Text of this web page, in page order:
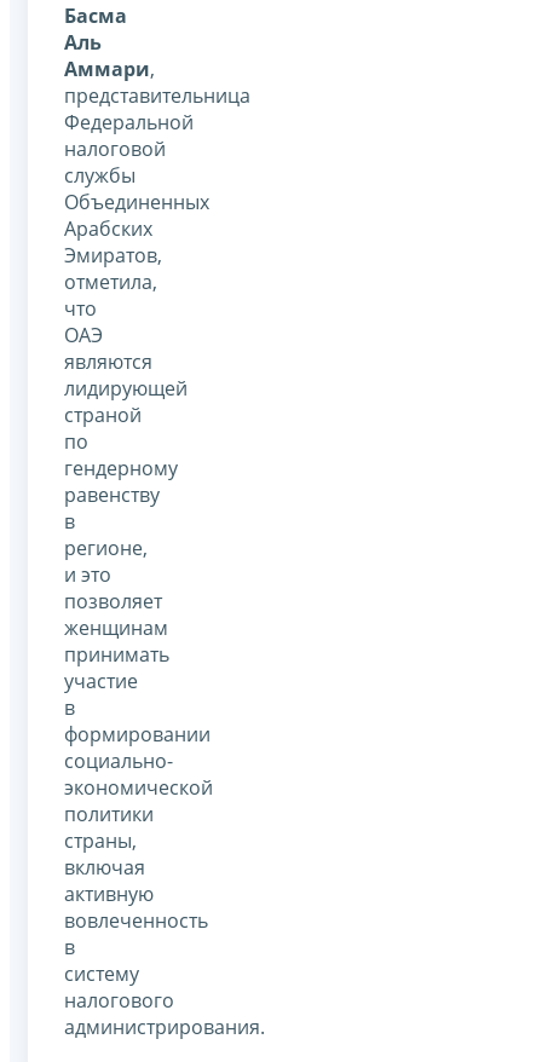
Басма
Аль
Аммари,
представительница
Федеральной
налоговой
службы
Объединенных
Арабских
Эмиратов,
отметила,
что
ОАЭ
являются
лидирующей
страной
по
гендерному
равенству
в
регионе,
и это
позволяет
женщинам
принимать
участие
в
формировании
социально-
экономической
политики
страны,
включая
активную
вовлеченность
в
систему
налогового
администрирования.